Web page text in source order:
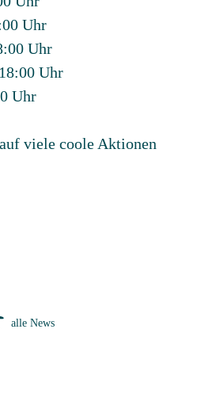
Uhr
Uhr
Uhr
Uhr
viele coole Aktionen
alle News